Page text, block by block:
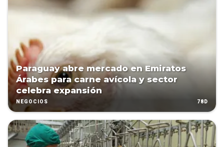
Paraguay abre mercado en Emiratos
Árabes para carne avícola y sector
celebra expansión
NEGOCIOS 78D